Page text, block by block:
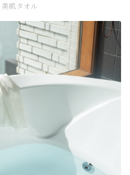
美肌タオル